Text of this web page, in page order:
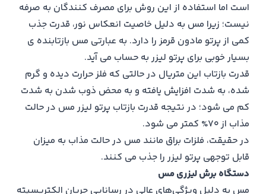
است اما استفاده از این روش برای مصرف کنندگان به صرفه
نیست؛ زیرا مس به دلیل خاصیت انعکاس نور، قدرت جذب
کمی از پرتو مادون قرمز را دارد. به عبارتی مس بازتابنده ی
بسیار خوبی برای پرتو لیزر به حساب می آید.
قدرت بازتاب این متریال در حالتی که فلز حرارت دیده و گرم
شده، به شدت افزایش یافته و به محض ذوب شدن به شدت
کم می شود؛ در نتیجه قدرت بازتاب پرتو لیزر مس در حالت
مذاب از 70% کمتر می شود.
در حقیقت، فلزات براق مانند مس در حالت مذاب به میزان
قابل توجهی پرتو لیزر را جذب می کنند.
دستگاه برش لیزری مس
مس به دلیل ویژگی‌های عالی در رسانایی جریان الکتریسیته